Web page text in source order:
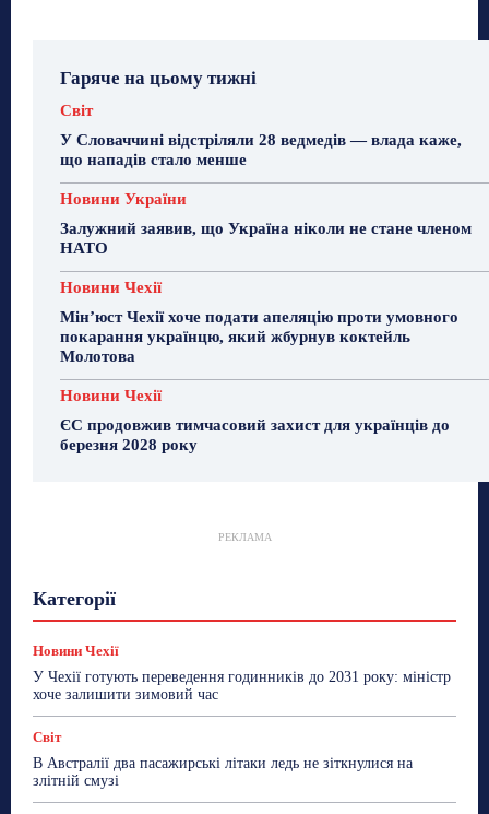
Гаряче на цьому тижні
Світ
У Словаччині відстріляли 28 ведмедів — влада каже,
що нападів стало менше
Новини України
Залужний заявив, що Україна ніколи не стане членом
НАТО
Новини Чехії
Мін’юст Чехії хоче подати апеляцію проти умовного
покарання українцю, який жбурнув коктейль
Молотова
Новини Чехії
ЄС продовжив тимчасовий захист для українців до
березня 2028 року
РЕКЛАМА
Категорії
Новини Чехії
Сад та город Світ
Спорт
ТехноМанія
Топ-новини Фоторепортаж
Новини Чехії
У Чехії готують переведення годинників до 2031 року: міністр
хоче залишити зимовий час
Світ
В Австралії два пасажирські літаки ледь не зіткнулися на
злітній смузі